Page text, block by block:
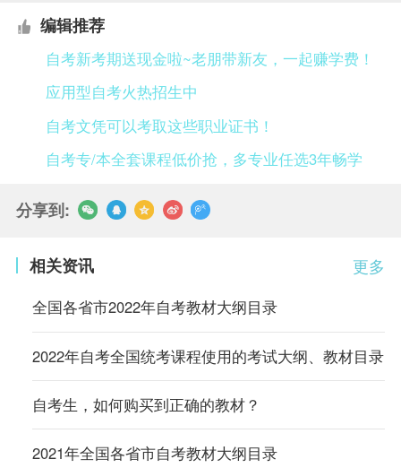
编辑推荐
自考新考期送现金啦~老朋带新友，一起赚学费！
应用型自考火热招生中
自考文凭可以考取这些职业证书！
自考专/本全套课程低价抢，多专业任选3年畅学
分享到:
更多
相关资讯
全国各省市2022年自考教材大纲目录
2022年自考全国统考课程使用的考试大纲、教材目录
自考生，如何购买到正确的教材？
2021年全国各省市自考教材大纲目录